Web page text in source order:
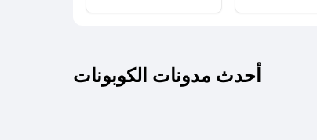
أحدث مدونات الكوبونات